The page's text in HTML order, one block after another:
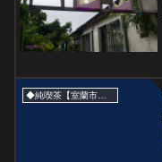
◆純喫茶【室蘭市・伊達登別方面】